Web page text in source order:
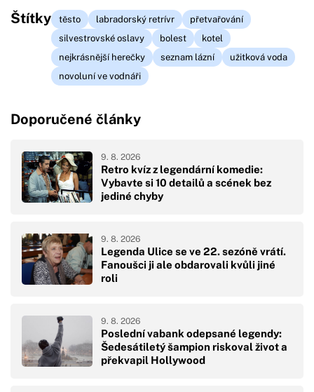
Štítky těsto labradorský retrívr
přetvařování
silvestrovské oslavy
bolest
kotel
nejkrásnější herečky
seznam lázní
užitková voda
novoluní ve vodnáři
Doporučené články
Retro kvíz z legendární komedie:
Vybavte si 10 detailů a scének bez
jediné chyby
9. 8. 2026
Legenda Ulice se ve 22. sezóně vrátí.
Fanoušci ji ale obdarovali kvůli jiné
roli
9. 8. 2026
Poslední vabank odepsané legendy:
Šedesátiletý šampion riskoval život a
překvapil Hollywood
9. 8. 2026